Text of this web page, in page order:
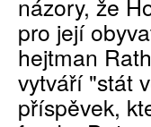
názory, že
pro její
hejtman
vytváří "stát
příspěvek,